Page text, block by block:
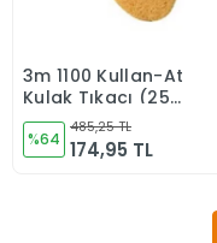
Sepete Ekle
3m 1100 Kullan-At
Kulak Tıkacı (25
Çift)
%64
485,25 TL
174,95 TL